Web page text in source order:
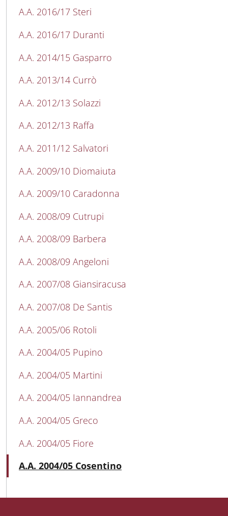
A.A. 2016/17 Steri
A.A. 2016/17 Duranti
A.A. 2014/15 Gasparro
A.A. 2013/14 Currò
A.A. 2012/13 Solazzi
A.A. 2012/13 Raffa
A.A. 2011/12 Salvatori
A.A. 2009/10 Diomaiuta
A.A. 2009/10 Caradonna
A.A. 2008/09 Cutrupi
A.A. 2008/09 Barbera
A.A. 2008/09 Angeloni
A.A. 2007/08 Giansiracusa
A.A. 2007/08 De Santis
A.A. 2005/06 Rotoli
A.A. 2004/05 Pupino
A.A. 2004/05 Martini
A.A. 2004/05 Iannandrea
A.A. 2004/05 Greco
A.A. 2004/05 Fiore
A.A. 2004/05 Cosentino